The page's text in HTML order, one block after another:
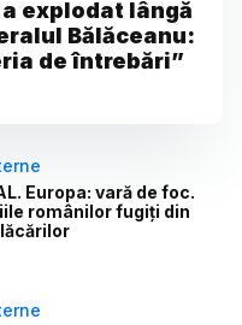
explodat lângă
Bălăceanu:
de întrebări”
Europa: vară de foc.
românilor fugiți din